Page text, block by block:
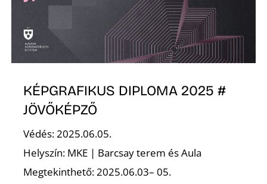
KÉPGRAFIKUS DIPLOMA 2025 #
JÖVŐKÉPZŐ
Védés: 2025.06.05.
Helyszín: MKE | Barcsay terem és Aula
Megtekinthető: 2025.06.03– 05.